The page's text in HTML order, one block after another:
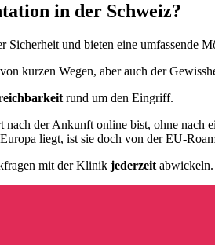
in der Schweiz?
und bieten eine umfassende
kurzen Wegen, aber auch der
rund um den Eingriff.
der Ankunft online bist, ohne nach
liegt, ist sie doch von der EU-
mit der Klinik jederzeit abwickeln.